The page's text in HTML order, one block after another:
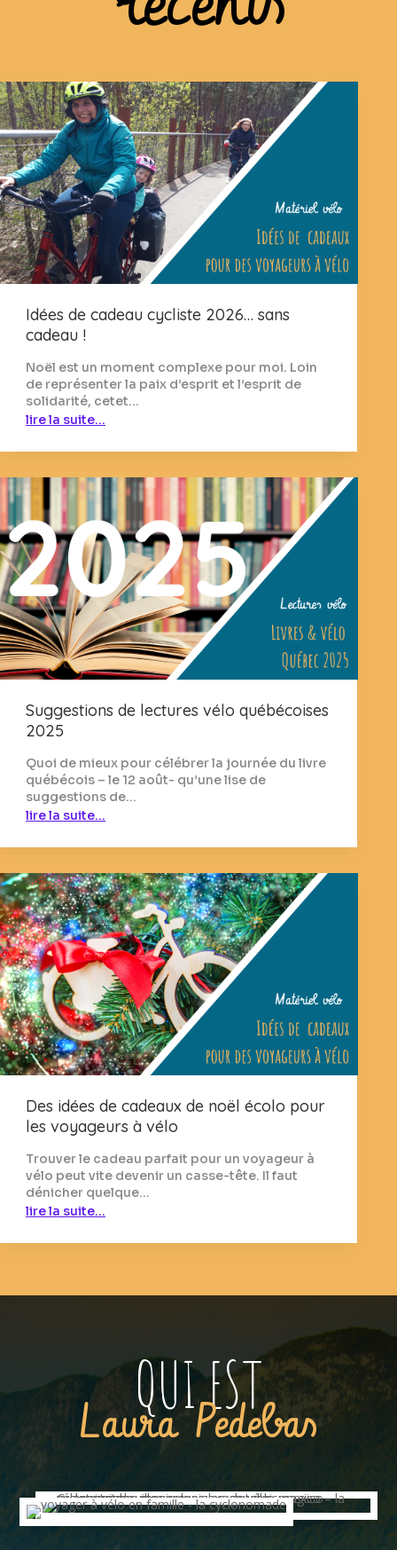
Idées de cadeau cycliste 2026… sans
cadeau !
Noël est un moment complexe pour moi. Loin
de représenter la paix d’esprit et l’esprit de
solidarité, cetet…
lire la suite…
Suggestions de lectures vélo québécoises
2025
Quoi de mieux pour célébrer la journée du livre
québécois – le 12 août- qu’une lise de
suggestions de…
lire la suite…
Des idées de cadeaux de noël écolo pour
les voyageurs à vélo
Trouver le cadeau parfait pour un voyageur à
vélo peut vite devenir un casse-tête. Il faut
dénicher quelque…
lire la suite…
QUI EST
Laura Pedebas